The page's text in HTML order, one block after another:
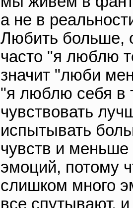
а не в
Любить больше,
часто "я люблю
значит "люби
"я люблю себя в
чувствовать
испытывать
чувств и меньше
эмоций, потому
слишком много
все спутывают,